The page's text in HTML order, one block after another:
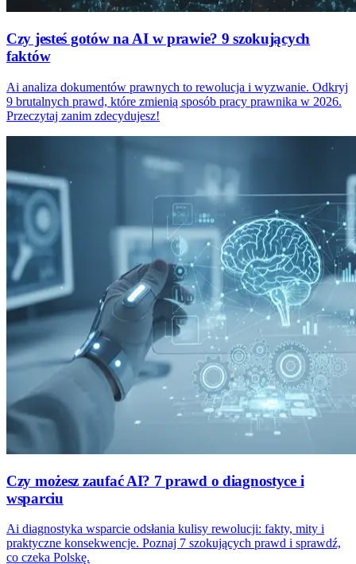
Czy jesteś gotów na AI w prawie? 9 szokujących
faktów
Ai analiza dokumentów prawnych to rewolucja i wyzwanie. Odkryj
9 brutalnych prawd, które zmienią sposób pracy prawnika w 2026.
Przeczytaj zanim zdecydujesz!
Czy możesz zaufać AI? 7 prawd o diagnostyce i
wsparciu
Ai diagnostyka wsparcie odsłania kulisy rewolucji: fakty, mity i
praktyczne konsekwencje. Poznaj 7 szokujących prawd i sprawdź,
co czeka Polskę.